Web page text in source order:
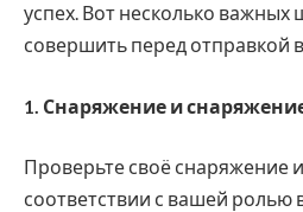
успех. Вот несколько важных
совершить перед отправкой
1. Снаряжение и
Проверьте своё снаряжение
соответствии с вашей ролью